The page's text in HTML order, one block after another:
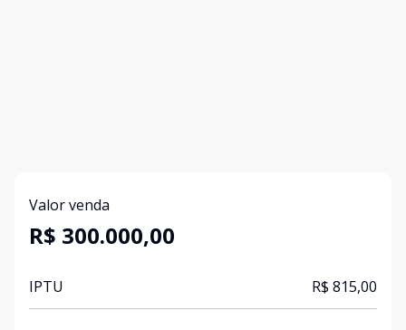
Valor venda
R$ 300.000,00
IPTU R$ 815,00